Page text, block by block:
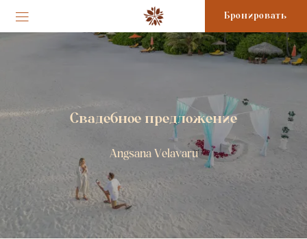
Бронировать
Свадебное предложение
Angsana Velavaru